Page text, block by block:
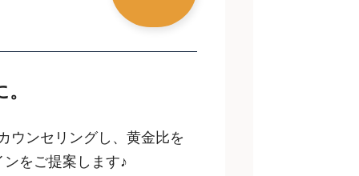
ウンセリングし、黄金比を
をご提案します♪